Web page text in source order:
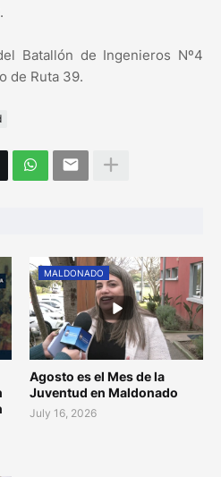
Batallón de Ingenieros Nº4
de Ruta 39.
MALDONADO
Agosto es el Mes de la
Juventud en Maldonado
July 16, 2026